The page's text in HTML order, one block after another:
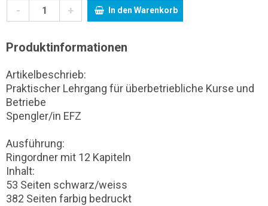
- + In den Warenkorb
Produktinformationen
Artikelbeschrieb:
Praktischer Lehrgang für überbetriebliche Kurse und
Betriebe
Spengler/in EFZ
Ausführung:
Ringordner mit 12 Kapiteln
Inhalt:
53 Seiten schwarz/weiss
382 Seiten farbig bedruckt